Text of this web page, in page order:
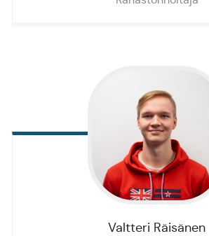
Valtteri Räisänen